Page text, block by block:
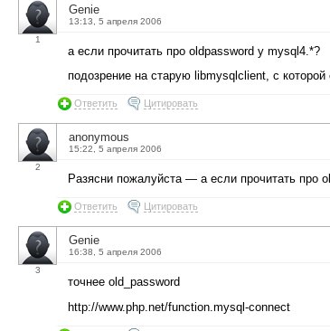
1
Genie
13:13, 5 апреля 2006
а если прочитать про oldpassword у mysql4.*?
подозрение на старую libmysqlclient, с
Ответить Цитировать
2
anonymous
15:22, 5 апреля 2006
Разясни пожалуйста — а если прочитать про
Ответить Цитировать
3
Genie
16:38, 5 апреля 2006
точнее old_password
http://www.php.net/function.mysql-connect